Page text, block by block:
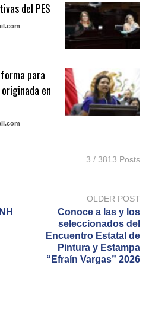
del PES
para
en
3 / 3813 Posts
OLDER POST
Conoce a las y los
seleccionados del
Encuentro Estatal de
Pintura y Estampa
“Efraín Vargas” 2026